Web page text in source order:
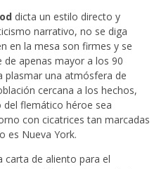
dicta un estilo directo y
narrativo, no se diga
en la mesa son firmes y se
apenas mayor a los 90
una atmósfera de
cercana a los hechos,
flemático héroe sea
con cicatrices tan marcadas
es Nueva York.
carta de aliento para el